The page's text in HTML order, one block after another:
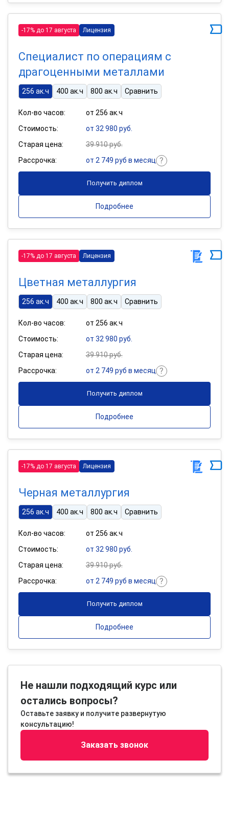
-17% до 17 августа Лицензия
Специалист по операциям с
драгоценными металлами
256 ак.ч 400 ак.ч 800 ак.ч Сравнить
Кол-во часов:
от 256 ак.ч
Стоимость:
от 32 980 руб.
Старая цена:
39 910 руб.
Рассрочка:
от 2 749 руб в месяц
Получить диплом
Подробнее
-17% до 17 августа Лицензия
Цветная металлургия
256 ак.ч 400 ак.ч 800 ак.ч Сравнить
Кол-во часов:
от 256 ак.ч
Стоимость:
от 32 980 руб.
Старая цена:
39 910 руб.
Рассрочка:
от 2 749 руб в месяц
Получить диплом
Подробнее
-17% до 17 августа Лицензия
Черная металлургия
256 ак.ч 400 ак.ч 800 ак.ч Сравнить
Кол-во часов:
от 256 ак.ч
Стоимость:
от 32 980 руб.
Старая цена:
39 910 руб.
Рассрочка:
от 2 749 руб в месяц
Получить диплом
Подробнее
Не нашли подходящий курс или
остались вопросы?
Оставьте заявку и получите развернутую
консультацию!
Заказать звонок